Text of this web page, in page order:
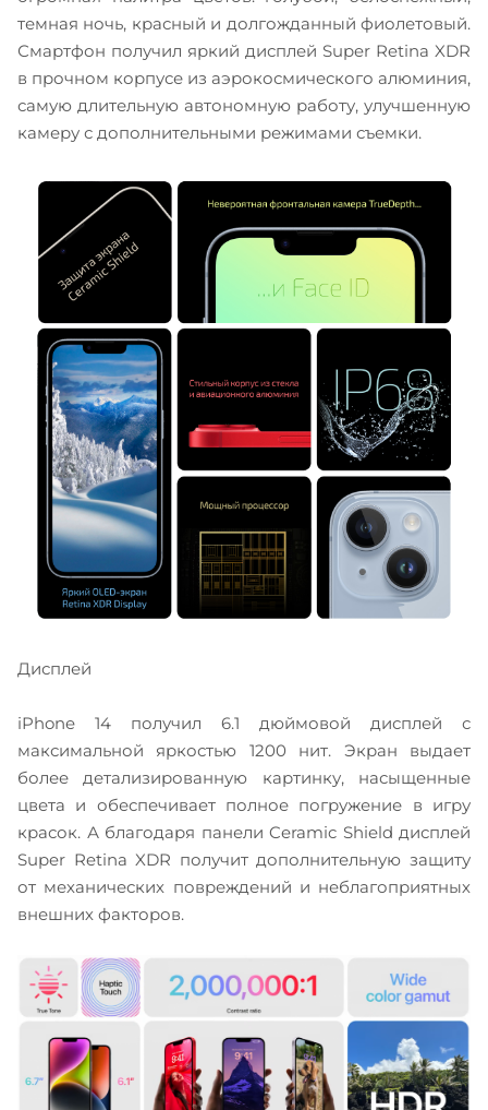
темная ночь, красный и долгожданный фиолетовый.
Смартфон получил яркий дисплей Super Retina XDR
в прочном корпусе из аэрокосмического алюминия,
самую длительную автономную работу, улучшенную
камеру с дополнительными режимами съемки.
Дисплей
iPhone 14 получил 6.1 дюймовой дисплей с
максимальной яркостью 1200 нит. Экран выдает
более детализированную картинку, насыщенные
цвета и обеспечивает полное погружение в игру
красок. А благодаря панели Ceramic Shield дисплей
Super Retina XDR получит дополнительную защиту
от механических повреждений и неблагоприятных
внешних факторов.